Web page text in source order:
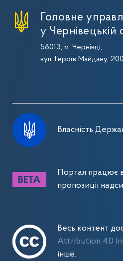
Головне
у Чернівецькій
58013, м. Чернівці,
вул. Героїв Майдану,
Власність
Портал працює
пропозиції
Весь контент
Attribution 4.0
інше.